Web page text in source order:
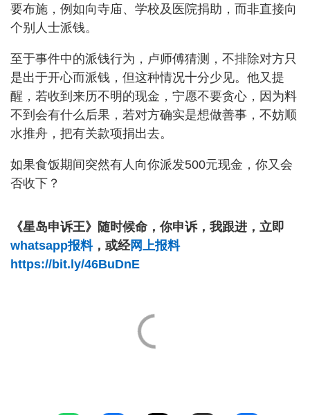
要布施，例如向寺庙、学校及医院捐助，而非直接向
个别人士派钱。
至于事件中的派钱行为，卢师傅猜测，不排除对方只
是出于开心而派钱，但这种情况十分少见。他又提
醒，若收到来历不明的现金，宁愿不要贪心，因为料
不到会有什么后果，若对方确实是想做善事，不妨顺
水推舟，把有关款项捐出去。
如果食饭期间突然有人向你派发500元现金，你又会
否收下？
《星岛申诉王》随时候命，你申诉，我跟进，立即
whatsapp报料，或经网上报料
https://bit.ly/46BuDnE